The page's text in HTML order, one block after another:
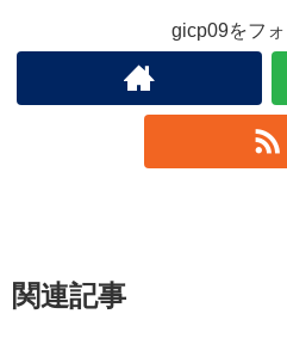
gicp09をフ
関連記事